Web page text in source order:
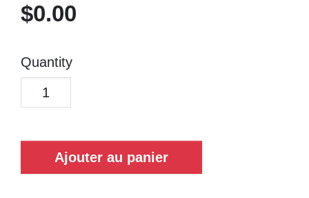
$0.00
Quantity
Ajouter au panier